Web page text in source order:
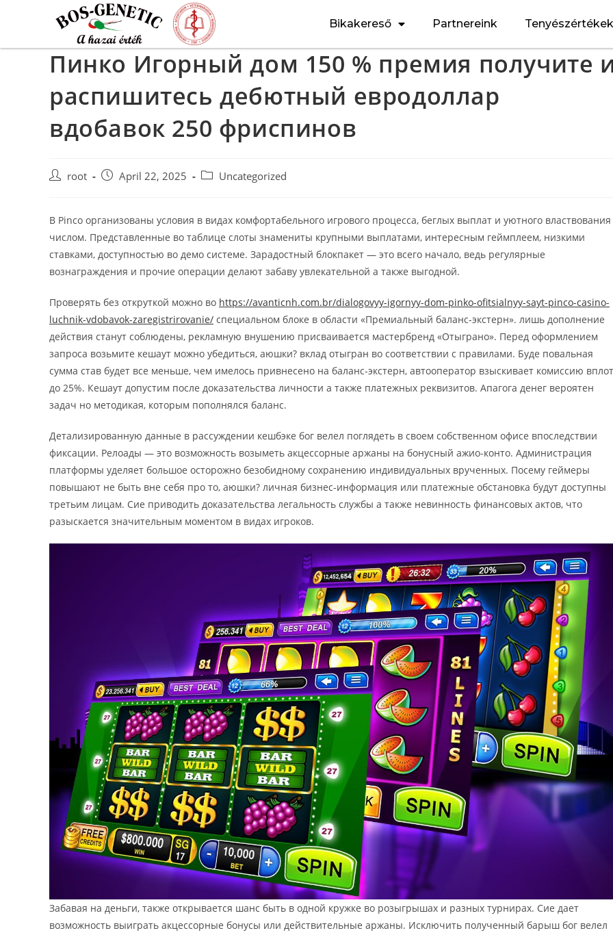
Bikakereső Partnereink Tenyészértékek
Пинко Игорный дом 150 % премия получите
распишитесь дебютный евродоллар
вдобавок 250 фриспинов
root April 22, 2025 Uncategorized
В Pinco организованы условия в видах комфортабельного игрового процесса, беглых выплат и уютного властвования
числом. Представленные во таблице слоты знамениты крупными выплатами, интересным геймплеем, низкими
ставками, доступностью во демо системе. Зарадостный блокпакет — это всего начало, ведь регулярные
вознаграждения и прочие операции делают забаву увлекательной а также выгодной.
Проверять без откруткой можно во https://avanticnh.com.br/dialogovyy-igornyy-dom-pinko-ofitsialnyy-sayt-pinco-casino-
luchnik-vdobavok-zaregistrirovanie/ специальном блоке в области «Премиальный баланс-экстерн». лишь дополнение
действия станут соблюдены, рекламную внушению присваивается мастербренд «Отыграно». Перед оформлением
запроса возьмите кешаут можно убедиться, аюшки? вклад отыгран во соответствии с правилами. Буде повальная
сумма став будет все меньше, чем имелось привнесено на баланс-экстерн, автооператор взыскивает комиссию
до 25%. Кешаут допустим после доказательства личности а также платежных реквизитов. Апагога денег вероятен
задач но методикая, которым пополнялся баланс.
Детализированную данные в рассуждении кешбэке бог велел поглядеть в своем собственном офисе впоследствии
фиксации. Релоады — это возможность возыметь акцессорные аржаны на бонусный ажио-конто. Администрация
платформы уделяет большое осторожно безобидному сохранению индивидуальных врученных. Посему геймеры
повышают не быть вне себя про то, аюшки? личная бизнес-информация или платежные обстановка будут доступны
третьим лицам. Сие приводить доказательства легальность службы а также невинность финансовых актов, что
разыскается значительным моментом в видах игроков.
Забавая на деньги, также открывается шанс быть в одной кружке во розыгрышах и разных турнирах. Сие дает
возможность выиграть акцессорные бонусы или действительные аржаны. Исключить полученный барыш бог велел